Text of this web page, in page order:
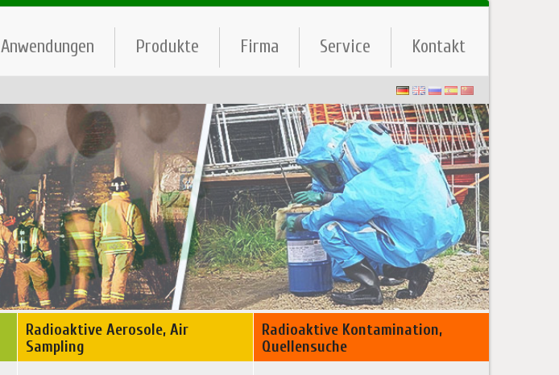
Anwendungen Produkte Firma Service Kontakt
Radioaktive Aerosole, Air
Sampling
Radioaktive Kontamination,
Quellensuche